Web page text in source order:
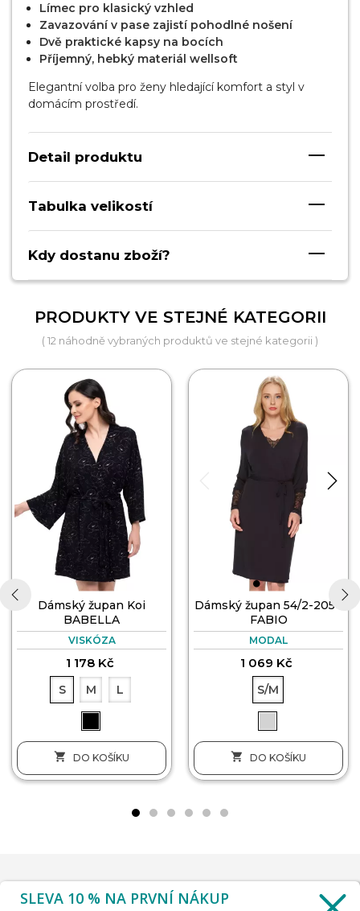
Límec pro klasický vzhled
Zavazování v pase zajistí pohodlné nošení
Dvě praktické kapsy na bocích
Příjemný, hebký materiál wellsoft
Elegantní volba pro ženy hledající komfort a styl v
domácím prostředí.
Detail produktu
Tabulka velikostí
Kdy dostanu zboží?
PRODUKTY VE STEJNÉ KATEGORII
( 12 náhodně vybraných produktů ve stejné kategorii )
Dámský župan Koi
BABELLA
VISKÓZA
1 178 Kč
S M L
 DO KOŠÍKU
Dámský župan 54/2-205V
FABIO
MODAL
1 069 Kč
S/M
 DO KOŠÍKU
INFORMACE 
SLEVA 10 % NA PRVNÍ NÁKUP